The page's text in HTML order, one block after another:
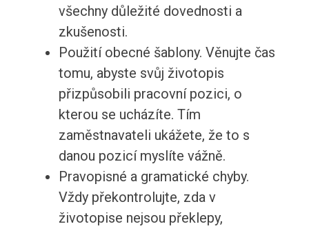
všechny důležité dovednosti a
zkušenosti.
Použití obecné šablony. Věnujte čas
tomu, abyste svůj životopis
přizpůsobili pracovní pozici, o
kterou se ucházíte. Tím
zaměstnavateli ukážete, že to s
danou pozicí myslíte vážně.
Pravopisné a gramatické chyby.
Vždy překontrolujte, zda v
životopise nejsou překlepy,